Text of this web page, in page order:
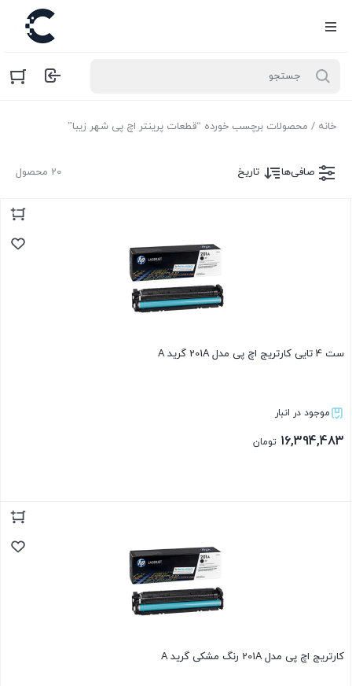
خانه / محصولات برچسب خورده “قطعات پرینتر اچ پی شهر زیبا”
20 محصول صافی‌ها تاریخ
ست 4 تایی کارتریج اچ پی مدل 201A گرید A
موجود در انبار
16,394,483 تومان
کارتریج اچ پی مدل 201A رنگ مشکی گرید A